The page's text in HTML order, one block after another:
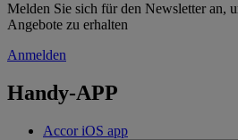
Melden Sie sich für den Newsletter an,
Angebote zu erhalten
Anmelden
Handy-APP
Accor iOS app